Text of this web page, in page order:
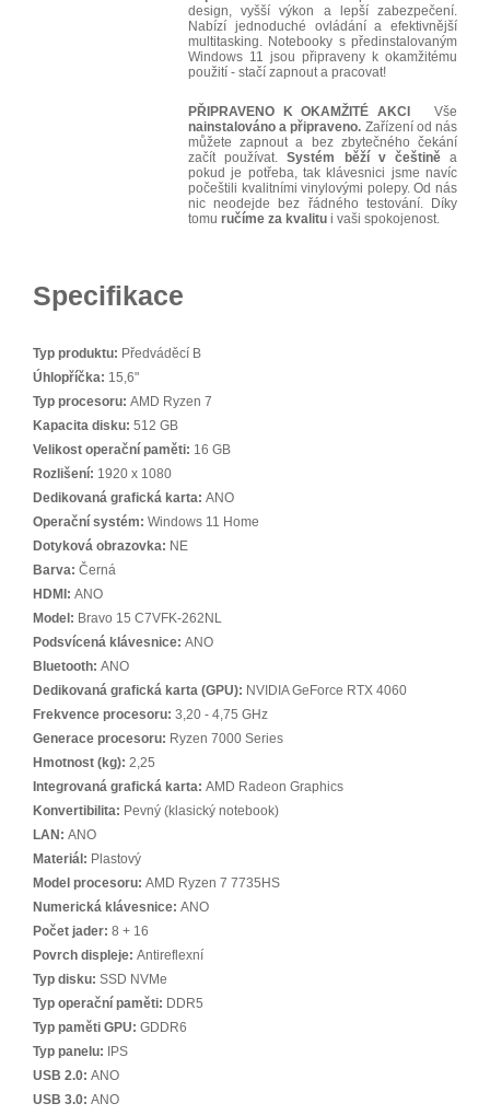
design, vyšší výkon a lepší zabezpečení.
Nabízí jednoduché ovládání a efektivnější
multitasking. Notebooky s předinstalovaným
Windows 11 jsou připraveny k okamžitému
použití - stačí zapnout a pracovat!
PŘIPRAVENO K OKAMŽITÉ AKCI
Vše
nainstalováno a připraveno. Zařízení od nás
můžete zapnout a bez zbytečného čekání
začít používat.Systém běží v češtiněa
pokud je potřeba, tak klávesnici jsme navíc
počeštili kvalitními vinylovými polepy. Od nás
nic neodejde bez řádného testování. Díky
tomu ručíme za kvalitu i vaši spokojenost.
Specifikace
Typ produktu: Předváděcí B
Úhlopříčka: 15,6"
Typ procesoru: AMD Ryzen 7
Kapacita disku: 512 GB
Velikost operační paměti: 16 GB
Rozlišení: 1920 x 1080
Dedikovaná grafická karta: ANO
Operační systém: Windows 11 Home
Dotyková obrazovka: NE
Barva: Černá
HDMI: ANO
Model: Bravo 15 C7VFK-262NL
Podsvícená klávesnice: ANO
Bluetooth: ANO
Dedikovaná grafická karta (GPU): NVIDIA GeForce RTX 4060
Frekvence procesoru: 3,20 - 4,75 GHz
Generace procesoru: Ryzen 7000 Series
Hmotnost (kg): 2,25
Integrovaná grafická karta: AMD Radeon Graphics
Konvertibilita: Pevný (klasický notebook)
LAN: ANO
Materiál: Plastový
Model procesoru: AMD Ryzen 7 7735HS
Numerická klávesnice: ANO
Počet jader: 8 + 16
Povrch displeje: Antireflexní
Typ disku: SSD NVMe
Typ operační paměti: DDR5
Typ paměti GPU: GDDR6
Typ panelu:
IPS
USB 2.0: ANO
USB 3.0: ANO